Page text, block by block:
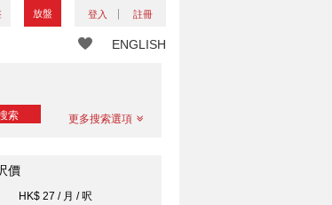
放盤 登入 註冊
ENGLISH
索 更多搜索選項
價
HK$ 27 / 月 / 呎